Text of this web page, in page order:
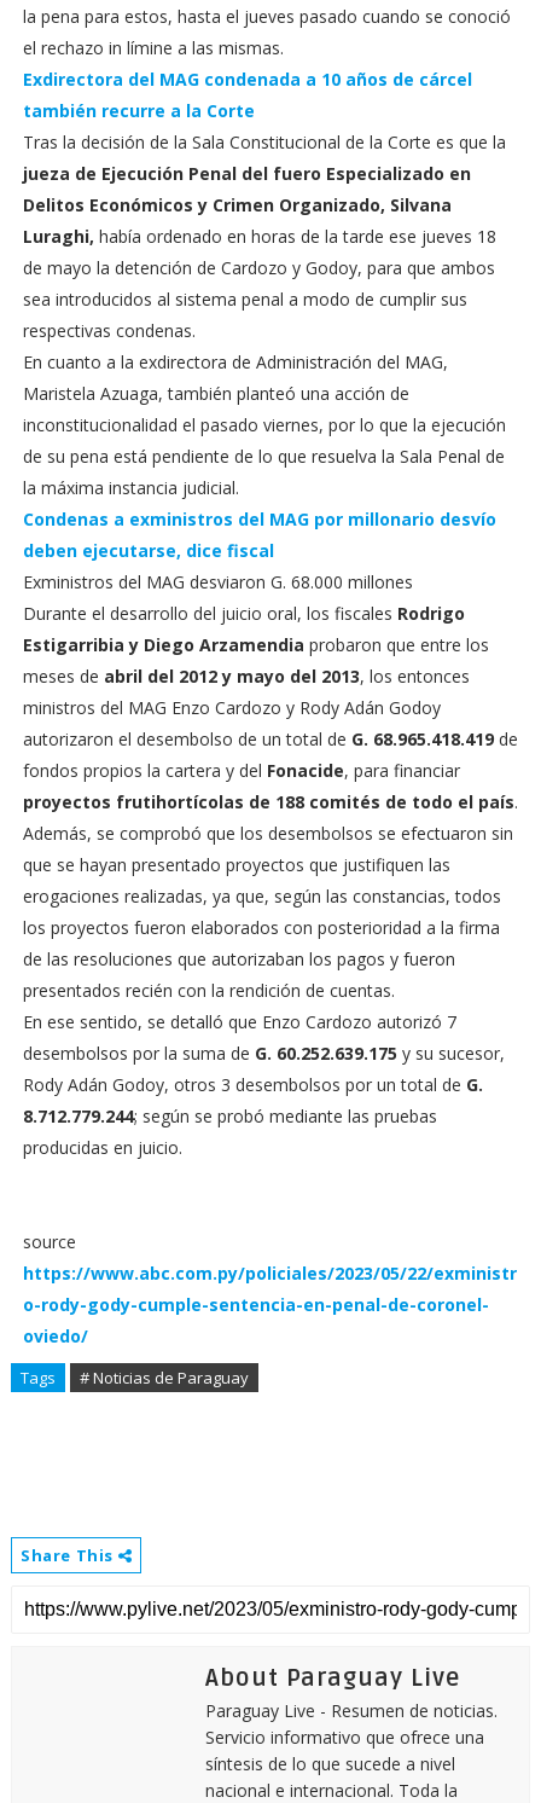
la pena para estos, hasta el jueves pasado cuando se conoció
el rechazo in límine a las mismas.
Exdirectora del MAG condenada a 10 años de cárcel
también recurre a la Corte
Tras la decisión de la Sala Constitucional de la Corte es que la
jueza de Ejecución Penal del fuero Especializado en
Delitos Económicos y Crimen Organizado, Silvana
Luraghi, había ordenado en horas de la tarde ese jueves 18
de mayo la detención de Cardozo y Godoy, para que ambos
sea introducidos al sistema penal a modo de cumplir sus
respectivas condenas.
En cuanto a la exdirectora de Administración del MAG,
Maristela Azuaga, también planteó una acción de
inconstitucionalidad el pasado viernes, por lo que la ejecución
de su pena está pendiente de lo que resuelva la Sala Penal de
la máxima instancia judicial.
Condenas a exministros del MAG por millonario desvío
deben ejecutarse, dice fiscal
Exministros del MAG desviaron G. 68.000 millones
Durante el desarrollo del juicio oral, los fiscales Rodrigo
Estigarribia y Diego Arzamendia probaron que entre los
meses de abril del 2012 y mayo del 2013, los entonces
ministros del MAG Enzo Cardozo y Rody Adán Godoy
autorizaron el desembolso de un total de G. 68.965.418.419de
fondos propios la cartera y del Fonacide, para financiar
proyectos frutihortícolas de 188 comités de todo el país.
Además, se comprobó que los desembolsos se efectuaron sin
que se hayan presentado proyectos que justifiquen las
erogaciones realizadas, ya que, según las constancias, todos
los proyectos fueron elaborados con posterioridad a la firma
de las resoluciones que autorizaban los pagos y fueron
presentados recién con la rendición de cuentas.
En ese sentido, se detalló que Enzo Cardozo autorizó 7
desembolsos por la suma de G. 60.252.639.175 y su sucesor,
Rody Adán Godoy, otros 3 desembolsos por un total de G.
8.712.779.244; según se probó mediante las pruebas
producidas en juicio.
source
https://www.abc.com.py/policiales/2023/05/22/exministr
o-rody-gody-cumple-sentencia-en-penal-de-coronel-
oviedo/
Tags # Noticias de Paraguay
Share This
About Paraguay Live
Paraguay Live - Resumen de noticias.
Servicio informativo que ofrece una
síntesis de lo que sucede a nivel
nacional e internacional. Toda la